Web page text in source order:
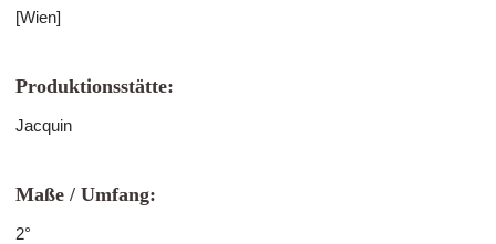
[Wien]
Produktionsstätte:
Jacquin
Maße / Umfang:
2°